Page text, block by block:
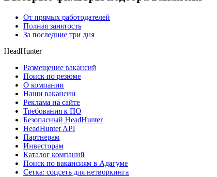
От прямых работодателей
Полная занятость
За последние три дня
HeadHunter
Размещение вакансий
Поиск по резюме
О компании
Наши вакансии
Реклама на сайте
Требования к ПО
Безопасный HeadHunter
HeadHunter API
Партнерам
Инвесторам
Каталог компаний
Поиск по вакансиям в Адагуме
Сетка: соцсеть для нетворкинга